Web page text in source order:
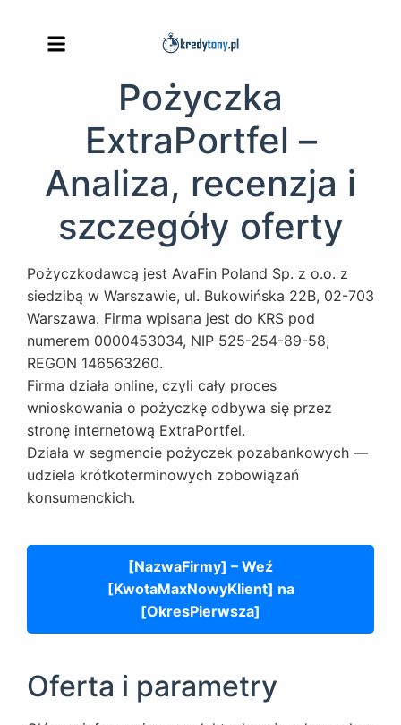
Pożyczka
ExtraPortfel –
Analiza, recenzja i
szczegóły oferty
Pożyczkodawcą jest AvaFin Poland Sp. z o.o. z
siedzibą w Warszawie, ul. Bukowińska 22B, 02-703
Warszawa. Firma wpisana jest do KRS pod
numerem 0000453034, NIP 525-254-89-58,
REGON 146563260.
Firma działa online, czyli cały proces
wnioskowania o pożyczkę odbywa się przez
stronę internetową ExtraPortfel.
Działa w segmencie pożyczek pozabankowych —
udziela krótkoterminowych zobowiązań
konsumenckich.
[NazwaFirmy] – Weź
[KwotaMaxNowyKlient] na
[OkresPierwsza]
Oferta i parametry